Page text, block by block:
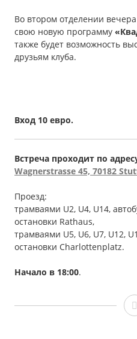
Во втором отделении вечера
свою новую программу
также будет возможность
друзьям клуба.
Вход 10 евро.
Встреча проходит по
Wagnerstrasse 45, 70182
Проезд:
трамваями U2, U4, U14,
остановки Rathaus,
трамваями U5, U6, U7, U12,
остановки Сharlottenplatz.
Начало в 18:00.